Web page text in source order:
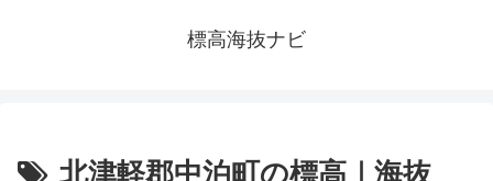
標高海抜ナビ
北津軽郡中泊町の標高｜海抜